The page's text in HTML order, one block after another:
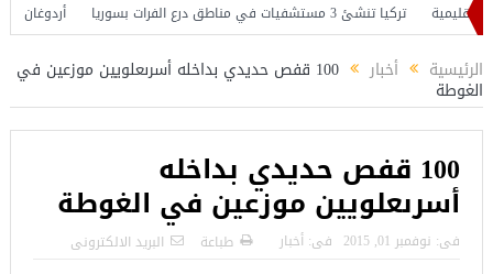
تركيا تنشئ 3 مستشفيات في مناطق درع الفرات بسوريا
أردوغان يفتتح
الرئيسية أخبار 100 قفص حديدي بداخله أسرىعلويين موزعين في
الغوطة
100 قفص حديدي بداخله
أسرىعلويين موزعين في الغوطة
فى: نوفمبر 01, 2015 فى: أخبار طباعة البريد الالكترونى